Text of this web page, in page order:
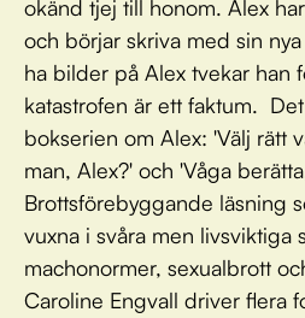
okänd tjej till honom. Alex
och börjar skriva med sin
ha bilder på Alex tvekar han
katastrofen är ett faktum.
bokserien om Alex: 'Välj rätt
man, Alex?' och 'Våga
Brottsförebyggande läsning
vuxna i svåra men livsviktiga
machonormer, sexualbrott
Caroline Engvall driver flera